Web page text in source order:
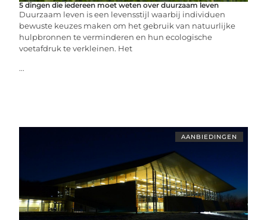
5 dingen die iedereen moet weten over duurzaam leven
Duurzaam leven is een levensstijl waarbij individuen
bewuste keuzes maken om het gebruik van natuurlijke
hulpbronnen te verminderen en hun ecologische
voetafdruk te verkleinen. Het
...
AANBIEDINGEN